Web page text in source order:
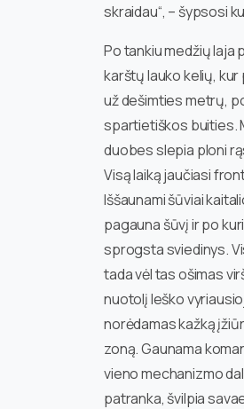
skraidau“, – šypsosi
Po tankiu medžių laja
karštų lauko kelių,
už dešimties metrų,
spartietiškos buities.
duobes slepia ploni
Visą laiką jaučiasi
Iššaunami šūviai
pagauna šūvį ir po
sprogsta sviedinys.
tada vėl tas ošimas
nuotolį Ieško
norėdamas kažką
zoną. Gaunama
vieno mechanizmo
patranka, švilpia